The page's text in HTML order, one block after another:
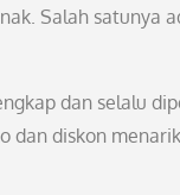
Salah satunya
dan selalu
dan diskon